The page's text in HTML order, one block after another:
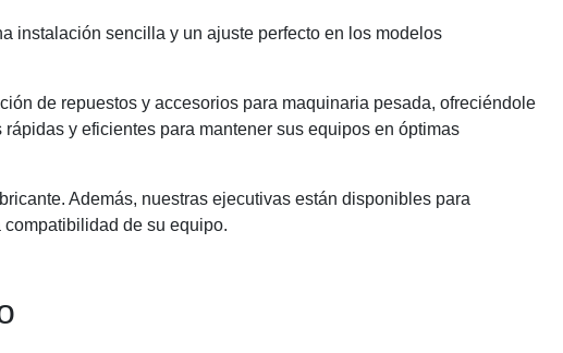
instalación sencilla y un ajuste perfecto en los modelos
de repuestos y accesorios para maquinaria pesada, ofreciéndole
y eficientes para mantener sus equipos en óptimas
Además, nuestras ejecutivas están disponibles para
de su equipo.